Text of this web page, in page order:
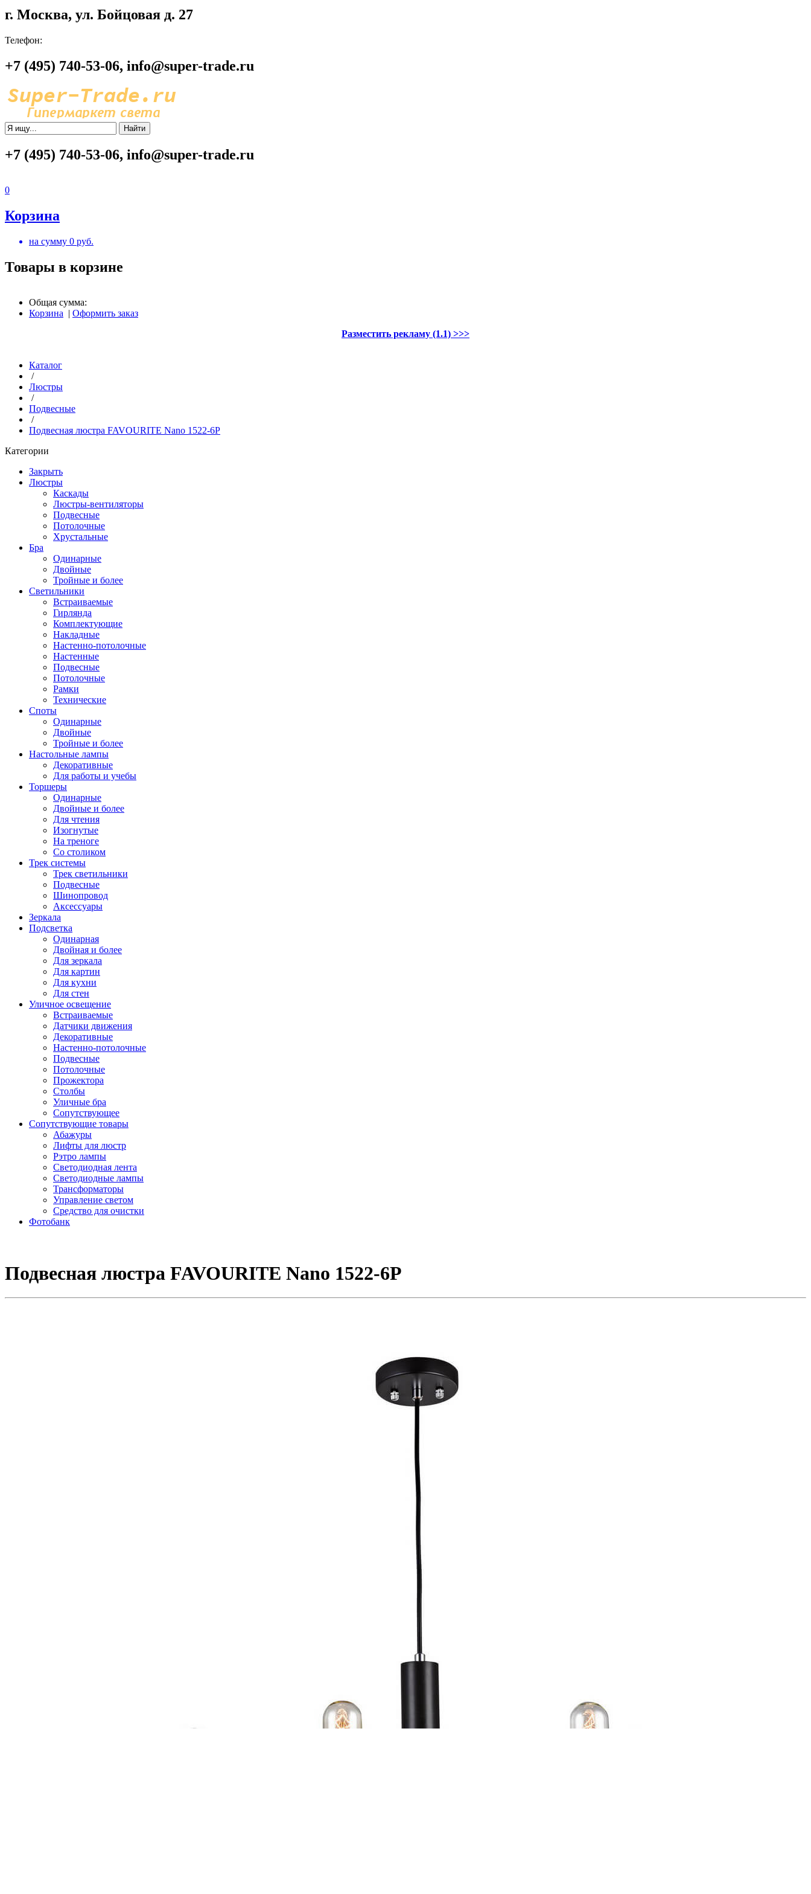
г. Москва, ул. Бойцовая д. 27
Телефон:
+7 (495) 740-53-06, info@super-trade.ru
Найти
+7 (495) 740-53-06, info@super-trade.ru
0
Корзина
на сумму 0 руб.
Товары в корзине
Общая сумма:
Корзина | Оформить заказ
Разместить рекламу (1.1) >>>
Каталог
/
Люстры
/
Подвесные
/
Подвесная люстра FAVOURITE Nano 1522-6P
Категории
Закрыть
Люстры
Каскады
Люстры-вентиляторы
Подвесные
Потолочные
Хрустальные
Бра
Одинарные
Двойные
Тройные и более
Светильники
Встраиваемые
Гирлянда
Комплектующие
Накладные
Настенно-потолочные
Настенные
Подвесные
Потолочные
Рамки
Технические
Споты
Одинарные
Двойные
Тройные и более
Настольные лампы
Декоративные
Для работы и учебы
Торшеры
Одинарные
Двойные и более
Для чтения
Изогнутые
На треноге
Со столиком
Трек системы
Трек светильники
Подвесные
Шинопровод
Аксессуары
Зеркала
Подсветка
Одинарная
Двойная и более
Для зеркала
Для картин
Для кухни
Для стен
Уличное освещение
Встраиваемые
Датчики движения
Декоративные
Настенно-потолочные
Подвесные
Потолочные
Прожектора
Столбы
Уличные бра
Сопутствующее
Сопутствующие товары
Абажуры
Лифты для люстр
Рэтро лампы
Светодиодная лента
Светодиодные лампы
Трансформаторы
Управление светом
Средство для очистки
Фотобанк
Подвесная люстра FAVOURITE Nano 1522-6P